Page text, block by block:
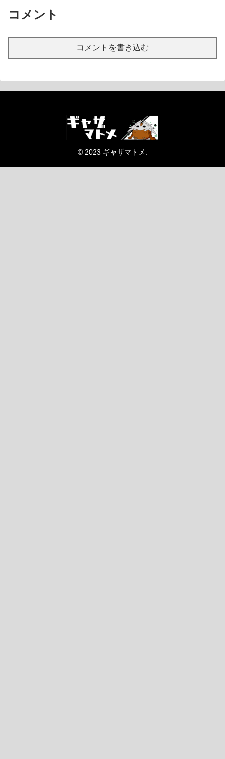
コメント
コメントを書き込む
© 2023 ギャザマトメ.